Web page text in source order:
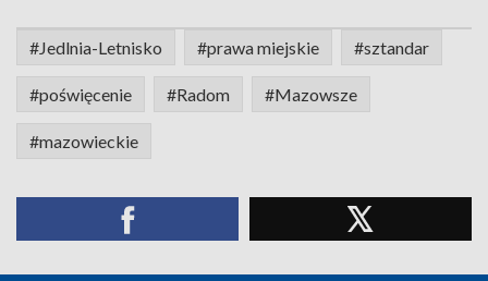
#Jedlnia-Letnisko #prawa miejskie #sztandar
#poświęcenie #Radom #Mazowsze
#mazowieckie